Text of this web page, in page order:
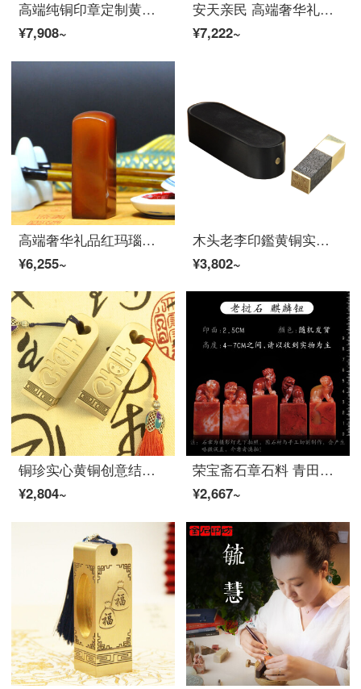
高端纯铜印章定制黄铜印章貔貅名字印章定制篆刻章纯铜姓名印章藏书私人章火漆印章 【纳福貔貅】2.5x2.5x3.9厘米送 收纳竹盒
¥7,908~
安天亲民 高端奢华礼品黑檀铜木印章礼盒套装定做国画书法个性签名定刻私人艺术姓名字章
¥7,222~
高端奢华礼品红玛瑙玉石印章姓名人名藏章篆刻书画闲章石头生日礼物刻字
¥6,255~
木头老李印鑑黄铜实木印鑑印泥盒藏书篆刻私章人名章名闲章オーダーメイル礼品套装 乌木套装
¥3,802~
铜珍实心黄铜创意结婚礼物情侣对章印章定制名字姓名刻章对章篆刻刻字一对价新款七夕情人节礼品 两小无猜
¥2,804~
荣宝斋石章石料 青田石老挝石 毛笔书法精品封门青篆刻印章闲章神兽如意钮姓名国画藏书章练习章石头 精品-老挝石麒麟钮2.5*2.5cm(一方）
¥2,667~